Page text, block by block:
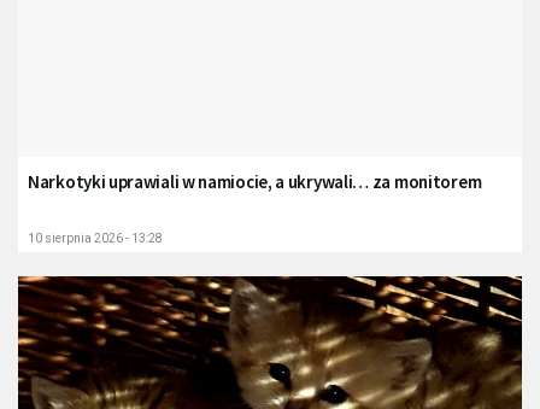
Narkotyki uprawiali w namiocie, a ukrywali… za monitorem
10 sierpnia 2026 - 13:28